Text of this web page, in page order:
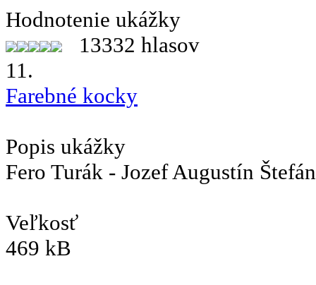
Hodnotenie ukážky
13332 hlasov
11.
Farebné kocky
Popis ukážky
Fero Turák - Jozef Augustín
Veľkosť
469 kB